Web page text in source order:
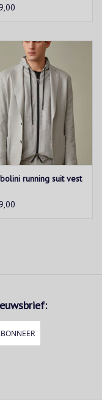
running suit vest